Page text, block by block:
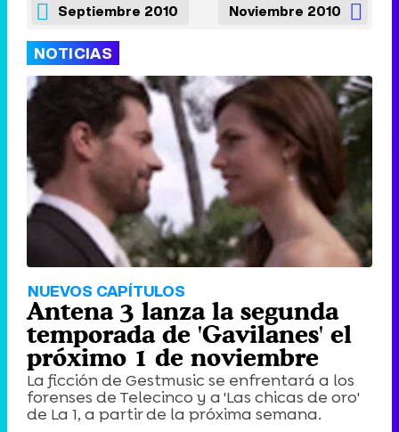
Septiembre 2010 Noviembre 2010
NOTICIAS
NUEVOS CAPÍTULOS
Antena 3 lanza la segunda
temporada de 'Gavilanes' el
próximo 1 de noviembre
La ficción de Gestmusic se enfrentará a los
forenses de Telecinco y a 'Las chicas de oro'
de La 1, a partir de la próxima semana.